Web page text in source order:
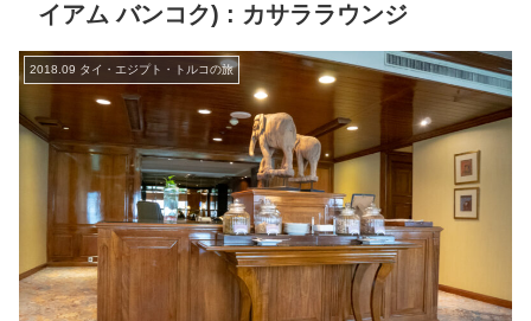
イアム バンコク) : カサララウンジ
2018.09 タイ・エジプト・トルコの旅